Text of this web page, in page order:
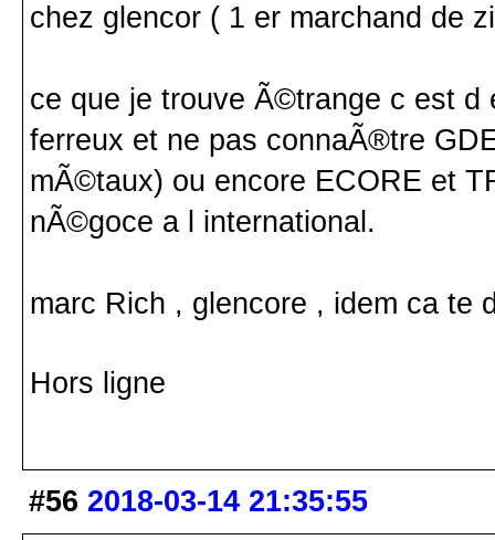
chez glencor ( 1 er marchand de
ce que je trouve Ã©trange c est
ferreux et ne pas connaÃ®tre
mÃ©taux) ou encore ECORE et
nÃ©goce a l international.
marc Rich , glencore , idem ca te
Hors ligne
#56 2018-03-14 21:35:55